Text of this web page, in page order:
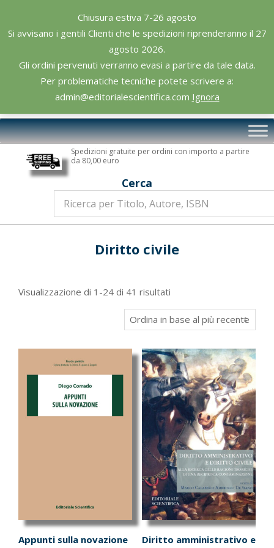
Chiusura estiva 7-26 agosto
Si avvisano i gentili Clienti che le spedizioni riprenderanno il 27
agosto 2026.
Gli ordini pervenuti verranno evasi a partire da tale data.
Per problematiche tecniche potete scrivere a:
admin@editorialescientifica.com Ignora
content
Editoriale
Scientifica
Primary
Navigation
Spedizioni gratuite per ordini con importo a partire
da 80,00 euro
Cerca
Diritto civile
Visualizzazione di 1-24 di 41 risultati
in
base
più
recente
Appunti sulla novazione
Diritto amministrativo e